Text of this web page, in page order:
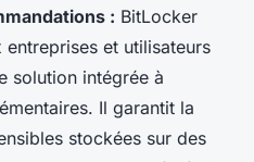
: BitLocker
et utilisateurs
solution intégrée à
Il garantit la
stockées sur des